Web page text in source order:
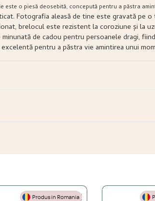
o piesă deosebită, concepută pentru a păstra
Fotografia aleasă de tine este gravată pe
brelocul este rezistent la coroziune și la
de cadou pentru persoanele dragi,
pentru a păstra vie amintirea unui
bijuterie.
opționale.
Produs in Romania